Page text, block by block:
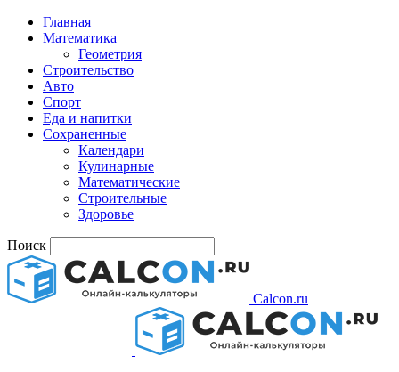
Главная
Математика
Геометрия
Строительство
Авто
Спорт
Еда и напитки
Сохраненные
Календари
Кулинарные
Математические
Строительные
Здоровье
Поиск
Calcon.ru